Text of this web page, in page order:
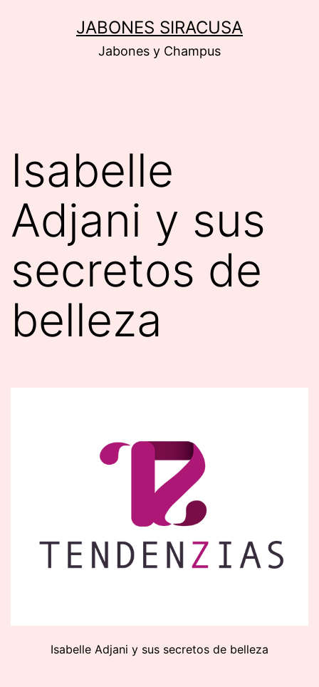
JABONES SIRACUSA
Jabones y Champus
Isabelle
Adjani y sus
secretos de
belleza
Isabelle Adjani y sus secretos de belleza